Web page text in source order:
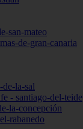
san-mateo
de-gran-canaria
de-la-sal
- santiago-del-teide
la-concepción
rabanedo